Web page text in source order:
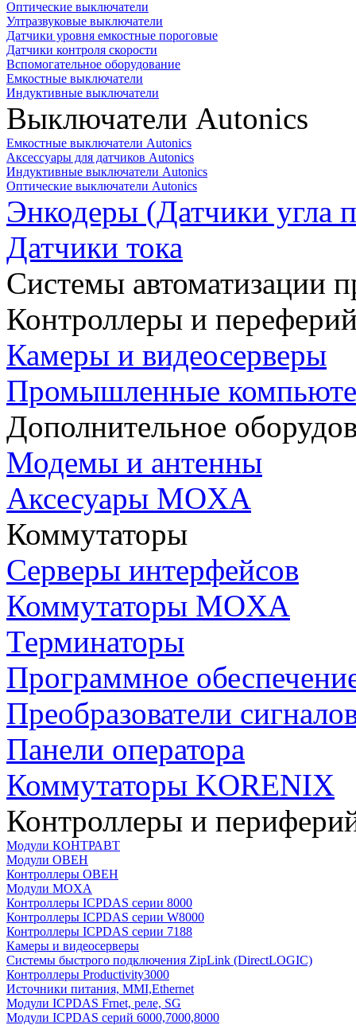
Оптические выключатели
Ултразвуковые выключатели
Датчики уровня емкостные пороговые
Датчики контроля скорости
Вспомогательное оборудование
Емкостные выключатели
Индуктивные выключатели
Выключатели Autonics
Емкостные выключатели Autonics
Аксессуары для датчиков Autonics
Индуктивные выключатели Autonics
Оптические выключатели Autonics
Энкодеры (Датчики угла
Датчики тока
Системы автоматизации
Контроллеры и
Камеры и видеосерверы
Промышленные
Дополнительное
Модемы и антенны
Аксесуары MOXA
Коммутаторы
Серверы интерфейсов
Коммутаторы MOXA
Терминаторы
Программное
Преобразователи
Панели оператора
Коммутаторы KORENIX
Контроллеры и
Модули КОНТРАВТ
Модули ОВЕН
Контроллеры ОВЕН
Модули MOXA
Контроллеры ICPDAS серии 8000
Контроллеры ICPDAS серии W8000
Контроллеры ICPDAS серии 7188
Камеры и видеосерверы
Системы быстрого подключения ZipLink (DirectLOGIC)
Контроллеры Productivity3000
Источники питания, MMI,Ethernet
Модули ICPDAS Frnet, реле, SG
Модули ICPDAS серий 6000,7000,8000